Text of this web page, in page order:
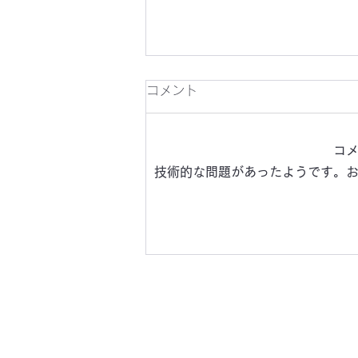
かわらばん303号
コメント
コ
技術的な問題があったようです。